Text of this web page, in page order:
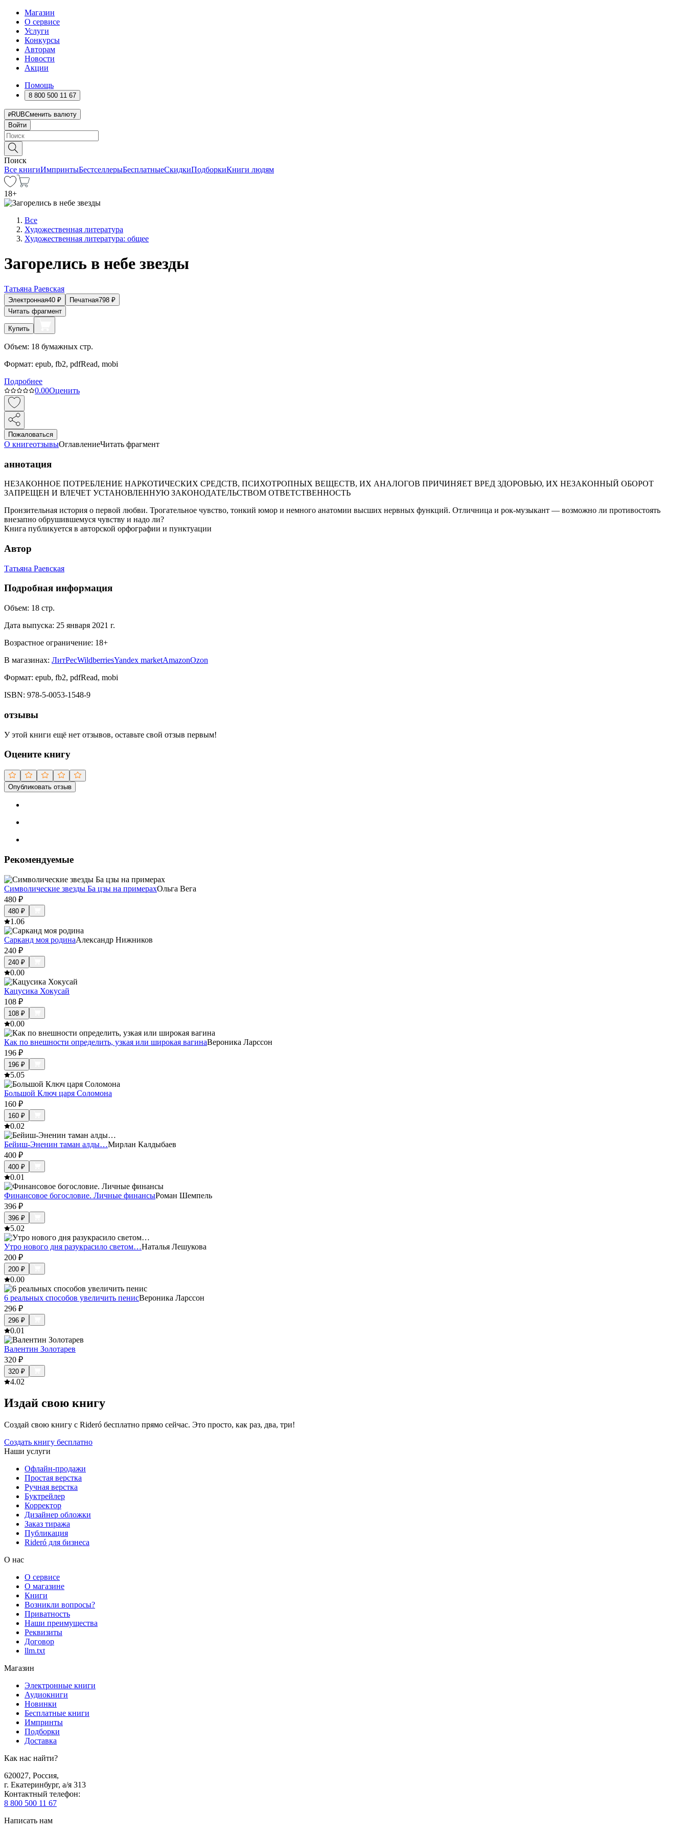
Магазин
О сервисе
Услуги
Конкурсы
Авторам
Новости
Акции
Помощь
8 800 500 11 67
RUBСменить валюту
Войти
Поиск
Все книгиИмпринтыБестселлерыБесплатныеСкидкиПодборкиКниги людям
18+
Все
Художественная литература
Художественная литература: общее
Загорелись в небе звезды
Татьяна Раевская
Электронная40 ₽ Печатная798 ₽
Читать фрагмент
Купить
Объем: 18 бумажных стр.
Формат: epub, fb2, pdfRead, mobi
Подробнее
0.00Оценить
Пожаловаться
О книгеотзывыОглавлениеЧитать фрагмент
аннотация
НЕЗАКОННОЕ ПОТРЕБЛЕНИЕ НАРКОТИЧЕСКИХ СРЕДСТВ, ПСИХОТРОПНЫХ ВЕЩЕСТВ, ИХ АНАЛОГОВ ПРИЧИНЯЕТ ВРЕД ЗДОРОВЬЮ, ИХ НЕЗАКОННЫЙ ОБОРОТ
ЗАПРЕЩЕН И ВЛЕЧЕТ УСТАНОВЛЕННУЮ ЗАКОНОДАТЕЛЬСТВОМ ОТВЕТСТВЕННОСТЬ
Пронзительная история о первой любви. Трогательное чувство, тонкий юмор и немного анатомии высших нервных функций. Отличница и рок-музыкант — возможно ли противостоять
внезапно обрушившемуся чувству и надо ли?
Книга публикуется в авторской орфографии и пунктуации
Автор
Татьяна Раевская
Подробная информация
Объем: 18 стр.
Дата выпуска: 25 января 2021 г.
Возрастное ограничение: 18+
В магазинах: ЛитРесWildberriesYandex marketAmazonOzon
Формат: epub, fb2, pdfRead, mobi
ISBN: 978-5-0053-1548-9
отзывы
У этой книги ещё нет отзывов, оставьте свой отзыв первым!
Оцените книгу
Опубликовать отзыв
Рекомендуемые
Символические звезды Ба цзы на примерахОльга Вега
480 ₽
480 ₽
1.06
Сарканд моя родинаАлександр Нижников
240 ₽
240 ₽
0.00
Кацусика Хокусай
108 ₽
108 ₽
0.00
Как по внешности определить, узкая или широкая вагинаВероника Ларссон
196 ₽
196 ₽
5.05
Большой Ключ царя Соломона
160 ₽
160 ₽
0.02
Бейиш-Эненин таман алды…Мирлан Калдыбаев
400 ₽
400 ₽
0.01
Финансовое богословие. Личные финансыРоман Шемпель
396 ₽
396 ₽
5.02
Утро нового дня разукрасило светом…Наталья Лешукова
200 ₽
200 ₽
0.00
6 реальных способов увеличить пенисВероника Ларссон
296 ₽
296 ₽
0.01
Валентин Золотарев
320 ₽
320 ₽
4.02
Издай свою книгу
Создай свою книгу с Rideró бесплатно прямо сейчас. Это просто, как раз, два, три!
Создать книгу бесплатно
Наши услуги
Офлайн-продажи
Простая верстка
Ручная верстка
Буктрейлер
Корректор
Дизайнер обложки
Заказ тиража
Публикация
Rideró для бизнеса
О нас
О сервисе
О магазине
Книги
Возникли вопросы?
Приватность
Наши преимущества
Реквизиты
Договор
llm.txt
Магазин
Электронные книги
Аудиокниги
Новинки
Бесплатные книги
Импринты
Подборки
Доставка
Как нас найти?
620027, Россия,
г. Екатеринбург, а/я 313
Контактный телефон:
8 800 500 11 67
Написать нам